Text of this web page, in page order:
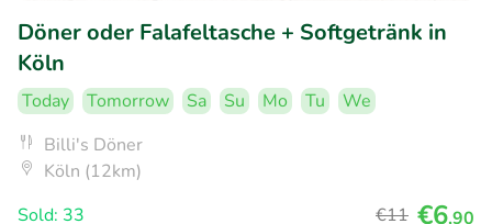
Döner oder Falafeltasche + Softgetränk in
Köln
Today Tomorrow Sa Su Mo Tu
We
Billi's Döner
Köln (12km)
Sold: 33
€11 €6,90